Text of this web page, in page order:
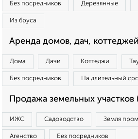
Без посредников Деревянные
Из бруса
Аренда домов, дач,
Дома Дачи Коттеджи
Без посредников На длительный
Продажа земельных участков
ИЖС Садоводство Земля
Агенство Без посредников